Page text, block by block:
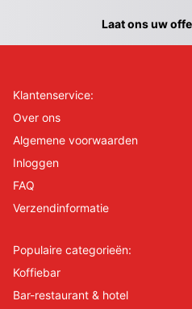
Laat ons uw
Klantenservice:
Over ons
Algemene voorwaarden
Inloggen
FAQ
Verzendinformatie
Populaire categorieën:
Koffiebar
Bar-restaurant & hotel